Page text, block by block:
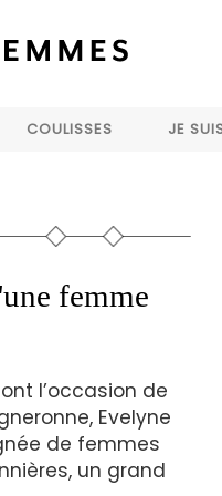
COULISSES JE
femme
l’occasion de
Evelyne
de femmes
un grand